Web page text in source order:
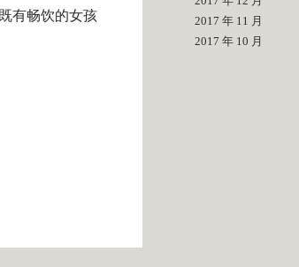
有畅饮的女孩
2017 年 11 月
2017 年 10 月